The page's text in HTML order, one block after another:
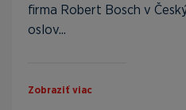
firma Robert Bosch v
oslov...
Zobraziť viac